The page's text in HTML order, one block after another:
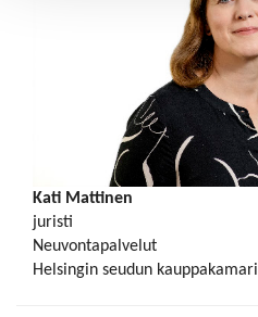
Kati Mattinen
juristi
Neuvontapalvelut
Helsingin seudun kauppakamari